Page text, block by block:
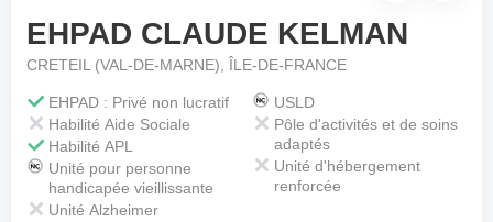
Votre téléphone*
Votre message
EHPAD CLAUDE KELMAN
CRETEIL (VAL-DE-MARNE), ÎLE-DE-FRANCE
EHPAD : Privé non lucratif
Habilité Aide Sociale
Habilité APL
Unité pour personne
handicapée vieillissante
Unité Alzheimer
USLD
Pôle d'activités et de soins
adaptés
Unité d'hébergement
renforcée